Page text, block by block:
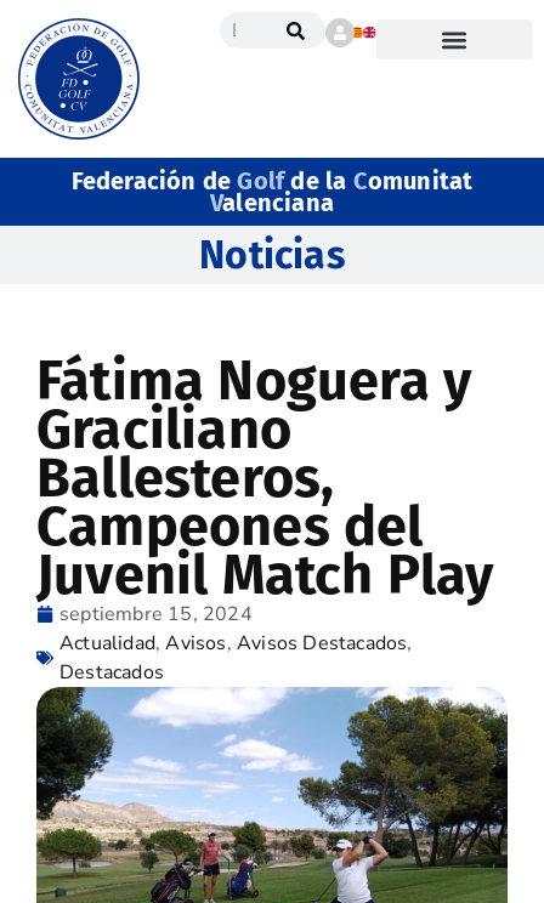
Federación deGolfde la Comunitat
Valenciana
Noticias
Fátima Noguera y
Graciliano
Ballesteros,
Campeones del
Juvenil Match Play
septiembre 15, 2024
Actualidad,Avisos,Avisos Destacados,
Destacados